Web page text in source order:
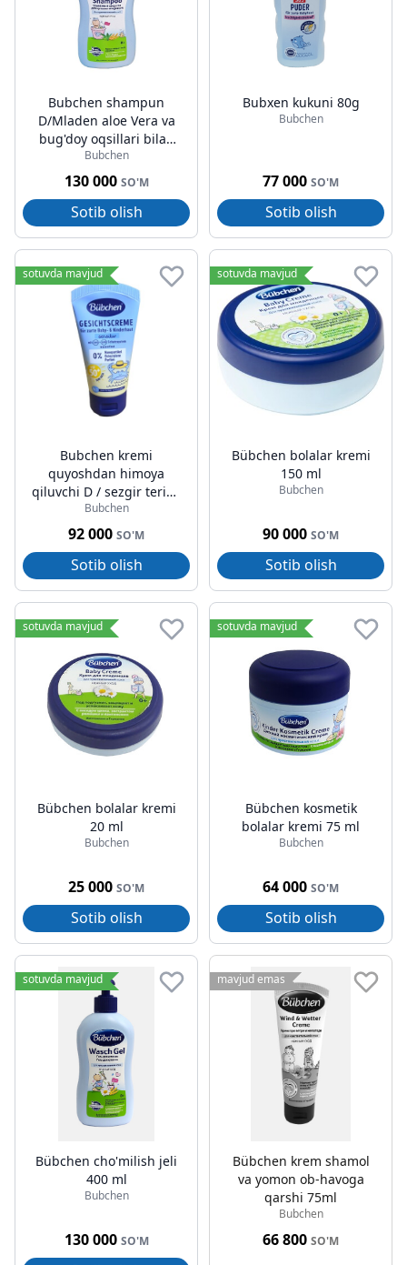
Bubchen shampun
D/Mladen aloe Vera va
bug'doy oqsillari bilan
400ml
Bubchen
130 000 SO'M
Sotib olish
Bubxen kukuni 80g
Bubchen
77 000 SO'M
Sotib olish
sotuvda mavjud
Bubchen kremi
quyoshdan himoya
qiluvchi D / sezgir teriga
ega chaqaloqlar va
bolalar lsf 50+ 50ml
Bubchen
92 000 SO'M
Sotib olish
sotuvda mavjud
Bübchen bolalar kremi
150 ml
Bubchen
90 000 SO'M
Sotib olish
sotuvda mavjud
Bübchen bolalar kremi
20 ml
Bubchen
25 000 SO'M
Sotib olish
sotuvda mavjud
Bübchen kosmetik
bolalar kremi 75 ml
Bubchen
64 000 SO'M
Sotib olish
sotuvda mavjud
Bübchen cho'milish jeli
400 ml
Bubchen
130 000 SO'M
mavjud emas
Bübchen krem shamol
va yomon ob-havoga
qarshi 75ml
Bubchen
66 800 SO'M